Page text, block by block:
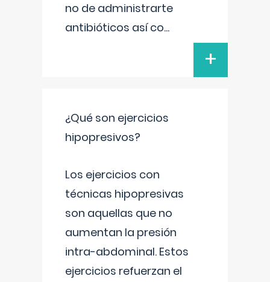
no de administrarte
antibióticos así co...
+
¿Qué son ejercicios
hipopresivos?
Los ejercicios con
técnicas hipopresivas
son aquellas que no
aumentan la presión
intra-abdominal. Estos
ejercicios refuerzan el